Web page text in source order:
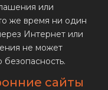
или
же время ни один
Интернет или
не может
безопасность.
сайты